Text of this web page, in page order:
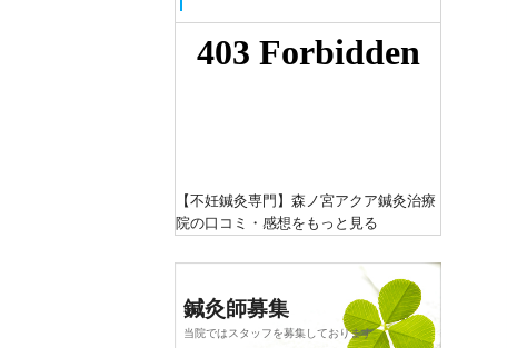
【不妊鍼灸専門】森ノ宮アクア鍼灸治療
院の口コミ・感想をもっと見る
鍼灸師募集
当院ではスタッフを募集しております